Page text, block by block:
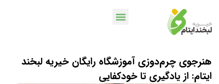
هنرجوی چرم‌دوزی آموزشگاه رایگان خیریه لبخند
ایتام: از یادگیری تا خودکفایی